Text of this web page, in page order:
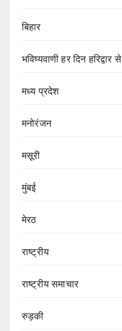
बिहार
भविष्यवाणी हर दिन हरिद्वार से
मध्य प्रदेश
मनोरंजन
मसूरी
मुंबई
मेरठ
राष्ट्रीय
राष्ट्रीय समाचार
रुड़की